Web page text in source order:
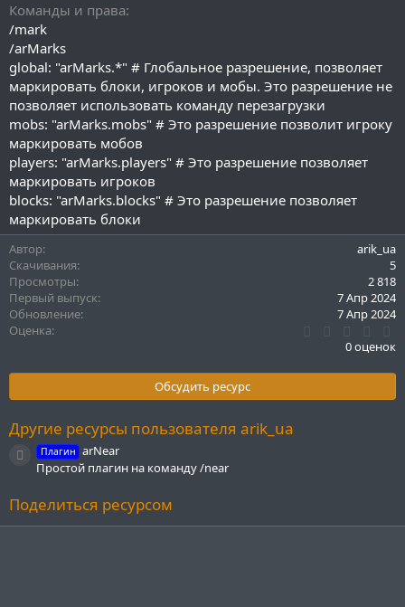
Команды и права
/mark
/arMarks
global: "arMarks.*" # Глобальное разрешение, позволяет
маркировать блоки, игроков и мобы. Это разрешение не
позволяет использовать команду перезагрузки
mobs: "arMarks.mobs" # Это разрешение позволит игроку
маркировать мобов
players: "arMarks.players" # Это разрешение позволяет
маркировать игроков
blocks: "arMarks.blocks" # Это разрешение позволяет
маркировать блоки
Автор
arik_ua
Скачивания
5
Просмотры
2 818
Первый выпуск
7 Апр 2024
Обновление
7 Апр 2024
Оценка
0
0
в
0 оценок
Обсудить ресурс
Другие ресурсы пользователя arik_ua
Иконка ресурса
Плагин arNear
Простой плагин на команду /near
Поделиться ресурсом